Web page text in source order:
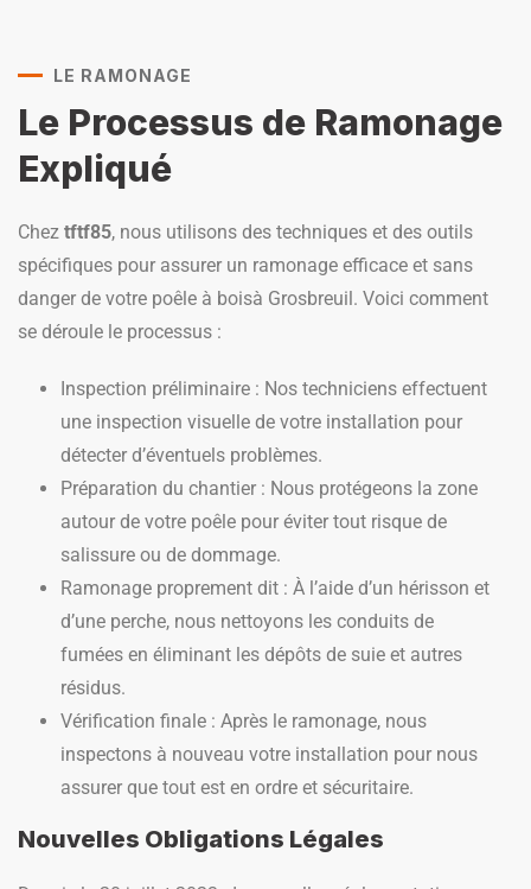
LE RAMONAGE
Le Processus de Ramonage
Expliqué
Chez tftf85, nous utilisons des techniques et des outils
spécifiques pour assurer un ramonage efficace et sans
danger de votre poêle à boisà Grosbreuil. Voici comment
se déroule le processus :
Inspection préliminaire : Nos techniciens effectuent
une inspection visuelle de votre installation pour
détecter d’éventuels problèmes.
Préparation du chantier : Nous protégeons la zone
autour de votre poêle pour éviter tout risque de
salissure ou de dommage.
Ramonage proprement dit : À l’aide d’un hérisson et
d’une perche, nous nettoyons les conduits de
fumées en éliminant les dépôts de suie et autres
résidus.
Vérification finale : Après le ramonage, nous
inspectons à nouveau votre installation pour nous
assurer que tout est en ordre et sécuritaire.
Nouvelles Obligations Légales